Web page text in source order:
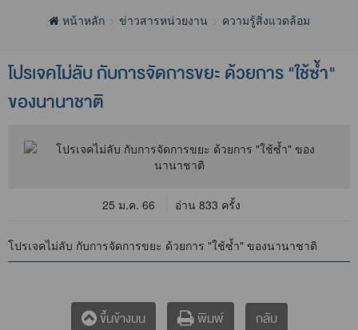
หน้าหลัก ข่าวสารหน่วยงาน ความรู้สิ่งแวดล้อม
โปรเจคไม่ลับ กับการจัดการขยะ ด้วยการ "ใช้ซ้ำ"
ของนานาชาติ
25 ม.ค. 66 อ่าน 833 ครั้ง
โปรเจคไม่ลับ กับการจัดการขยะ ด้วยการ "ใช้ซ้ำ" ของนานาชาติ
ขึ้นข้างบน พิมพ์ กลับ